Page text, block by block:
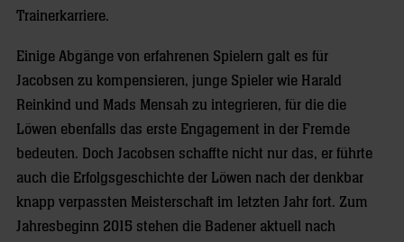
Trainerkarriere.
Einige Abgänge von erfahrenen Spielern galt es für
Jacobsen zu kompensieren, junge Spieler wie Harald
Reinkind und Mads Mensah zu integrieren, für die die
Löwen ebenfalls das erste Engagement in der Fremde
bedeuten. Doch Jacobsen schaffte nicht nur das, er führte
auch die Erfolgsgeschichte der Löwen nach der denkbar
knapp verpassten Meisterschaft im letzten Jahr fort. Zum
Jahresbeginn 2015 stehen die Badener aktuell nach